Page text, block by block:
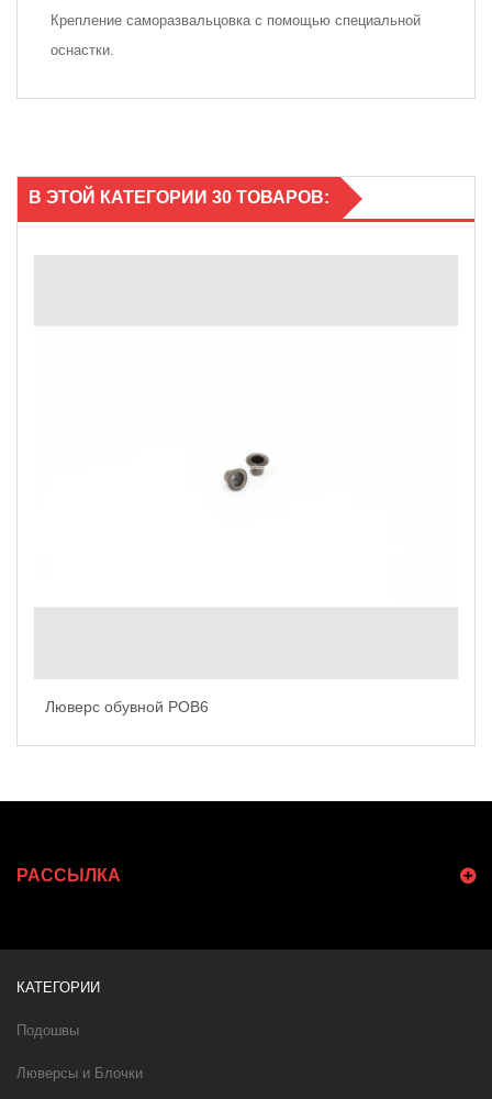
Крепление саморазвальцовка с помощью специальной
оснастки.
В ЭТОЙ КАТЕГОРИИ 30 ТОВАРОВ:
Люверс обувной POB6
РАССЫЛКА
КАТЕГОРИИ
Подошвы
Люверсы и Блочки